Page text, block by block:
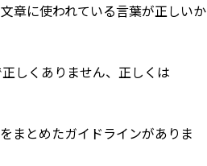
章に使われている言葉が正しいか
しくありません、正しくは
まとめたガイドラインがありま